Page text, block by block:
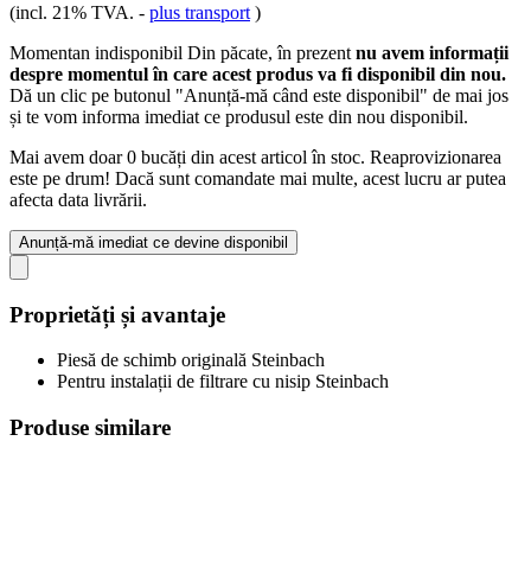
(incl. 21% TVA. - plus transport )
Momentan indisponibil Din păcate, în prezent nu avem informații
despre momentul în care acest produs va fi disponibil din nou.
Dă un clic pe butonul "Anunță-mă când este disponibil" de mai jos
și te vom informa imediat ce produsul este din nou disponibil.
Mai avem doar 0 bucăți din acest articol în stoc. Reaprovizionarea
este pe drum! Dacă sunt comandate mai multe, acest lucru ar putea
afecta data livrării.
Anunță-mă imediat ce devine disponibil
Proprietăți și avantaje
Piesă de schimb originală Steinbach
Pentru instalații de filtrare cu nisip Steinbach
Produse similare